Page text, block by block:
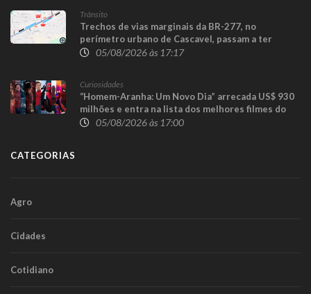
Trânsito
Trechos de vias marginais da BR-277, no
perímetro urbano de Cascavel, passam a ter
sentido único para execução das obras da
05/08/2026 às 17:17
Curiosidades
“Homem-Aranha: Um Novo Dia” arrecada US$ 930
milhões e entra na lista dos melhores filmes do
herói05/08/2026 às 17:00
CATEGORIAS
Agro
Cidades
Cotidiano